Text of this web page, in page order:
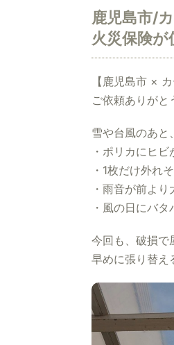
鹿児島市/
火災保険が
【鹿児島市 ×
ご依頼ありがと
雪や台風のあと
・ポリカにヒビ
・1枚だけ外れ
・雨音が前より
・風の日にバタ
今回も、破損で
早めに張り替え